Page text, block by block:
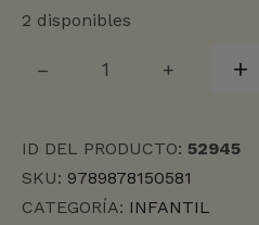
2 disponibles
cantidad
ID DEL PRODUCTO: 52945
SKU: 9789878150581
CATEGORÍA: INFANTIL